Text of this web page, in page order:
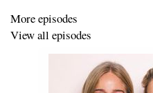
More episodes
View all episodes